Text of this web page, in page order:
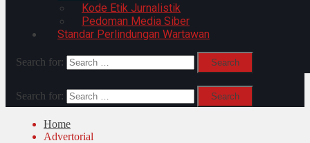
Kode Etik Jurnalistik
Pedoman Media Siber
Standar Perlindungan Wartawan
Search for:
Search for:
Home
Advertorial